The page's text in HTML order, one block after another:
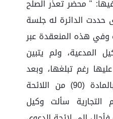
أرفق فيها: " محضر تعذر الصلح
الدائرة له جلسة
اليوم 17/8/ 1444 ه وفي هذه المنعقدة عبر
المدعية، ولم يتبين
رغم تبلغها، وبعد
تحقق الدائرة بما ورد بالمادة (90) من اللائحة
التجارية سألت وكيل